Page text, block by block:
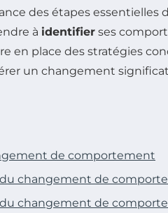
des étapes essentielles
à identifier ses
en place des stratégies
un changement
de comportement
du changement de
du changement de